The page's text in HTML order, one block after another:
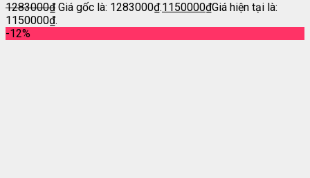
1283000₫ Giá gốc là: 1283000₫.1150000₫Giá hiện tại là:
1150000₫.
-12%